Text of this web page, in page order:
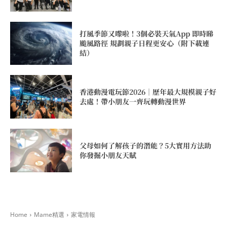
打風季節又嚟啦！3個必裝天氣App 即時睇
颱風路徑 規劃親子日程更安心（附下載連
結）
香港動漫電玩節2026｜歷年最大規模親子好
去處！帶小朋友一齊玩轉動漫世界
父母如何了解孩子的潛能？5大實用方法助
你發掘小朋友天賦